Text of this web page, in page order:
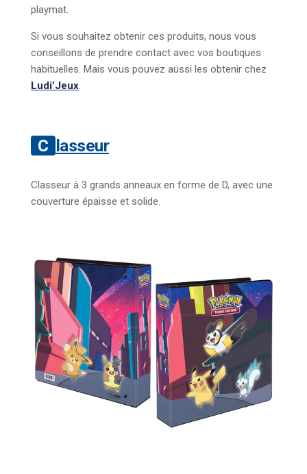
playmat.
Si vous souhaitez obtenir ces produits, nous vous
conseillons de prendre contact avec vos boutiques
habituelles. Mais vous pouvez aussi les obtenir chez
Ludi’Jeux.
Classeur
Classeur à 3 grands anneaux en forme de D, avec une
couverture épaisse et solide.